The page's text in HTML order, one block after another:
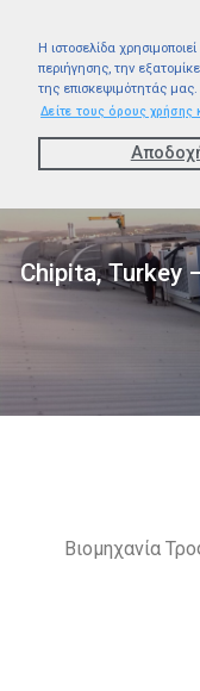
Η ιστοσελίδα
περιήγησης, την
της επισκεψιμότητάς μας.
Δείτε τους όρους χρήσης
Chipita, Turkey
Βιομηχανία